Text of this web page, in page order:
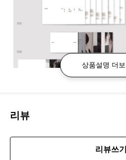
상품설명 더보
리뷰
리뷰쓰기